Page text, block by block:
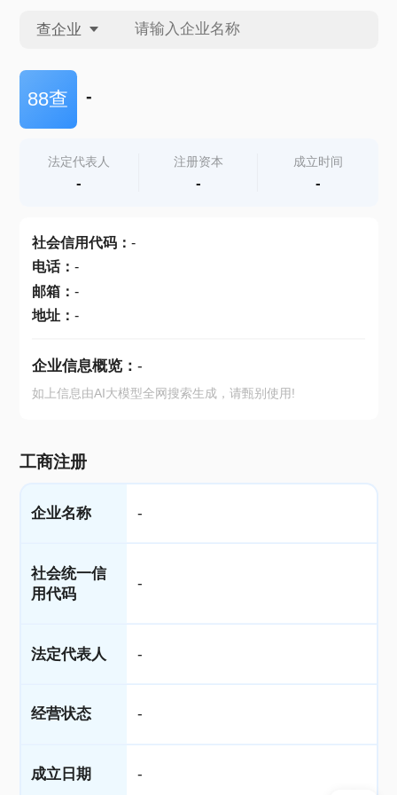
查企业
查企业
查产地
88查 -
法定代表人
-
注册资本
-
成立时间
-
社会信用代码： -
电话： -
邮箱： -
地址： -
企业信息概览： -
如上信息由AI大模型全网搜索生成，请甄别使用!
工商注册
企业名称 -
社会统一信
用代码
-
法定代表人 -
经营状态 -
成立日期 -